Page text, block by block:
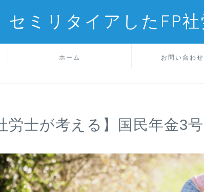
セミリタイアしたFP
ホーム お問い合わ
労士が考える】国民年金3